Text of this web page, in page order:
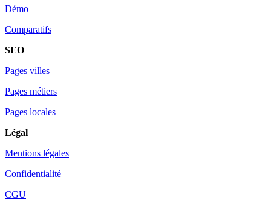
Démo
Comparatifs
SEO
Pages villes
Pages métiers
Pages locales
Légal
Mentions légales
Confidentialité
CGU